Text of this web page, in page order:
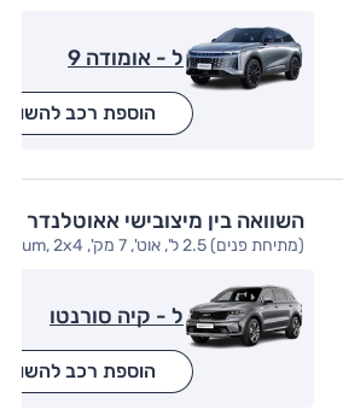
ל - אומודה 9
הוספת רכב להשוואה
השוואה בין מיצובישי אאוטלנדר
(מתיחת פנים) 2.5 ל', אוט', 7 מק', Premium, 2x4
ל - קיה סורנטו
הוספת רכב להשוואה